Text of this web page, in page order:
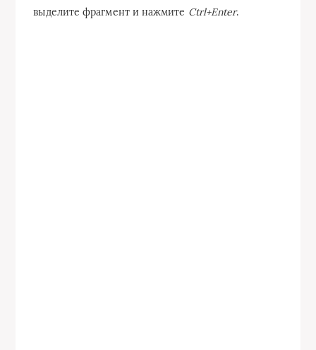
выделите фрагмент и нажмите Ctrl+Enter.